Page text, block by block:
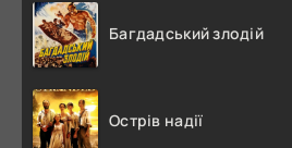
Багдадський злодій
Острів надії